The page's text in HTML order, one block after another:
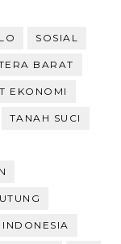
SOSIAL
BARAT
EKONOMI
TANAH SUCI